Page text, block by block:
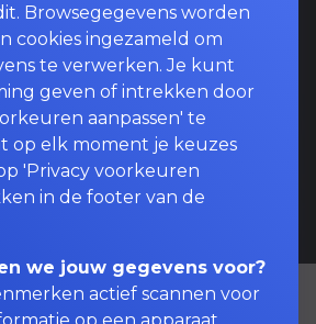
Browsegegevens worden
cookies ingezameld om
te verwerken. Je kunt
geven of intrekken door
aanpassen' te
op elk moment je keuzes
'Privacy voorkeuren
in de footer van de
we jouw gegevens voor?
actief scannen voor
op een apparaat